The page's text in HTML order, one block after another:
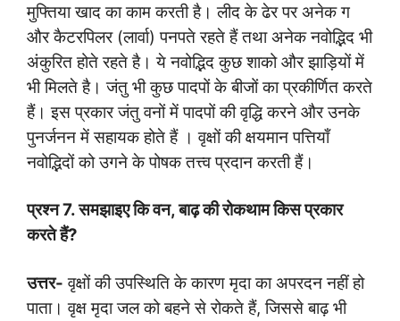
मुफ्तिया खाद का काम करती है। लीद के ढेर पर अनेक ग
और कैटरपिलर (लार्वा) पनपते रहते हैं तथा अनेक नवोद्भिद भी
अंकुरित होते रहते है। ये नवोद्भिद कुछ शाको और झाड़ियों में
भी मिलते है। जंतु भी कुछ पादपों के बीजों का प्रकीर्णित करते
हैं। इस प्रकार जंतु वनों में पादपों की वृद्धि करने और उनके
पुनर्जनन में सहायक होते हैं । वृक्षों की क्षयमान पत्तियाँ
नवोद्भिदों को उगने के पोषक तत्त्व प्रदान करती हैं।
प्रश्न7.समझाइए कि वन,बाढ़ की रोकथाम किस प्रकार
करते हैं?
उत्तर- वृक्षों की उपस्थिति के कारण मृदा का अपरदन नहीं हो
पाता। वृक्ष मृदा जल को बहने से रोकते हैं, जिससे बाढ़ भी